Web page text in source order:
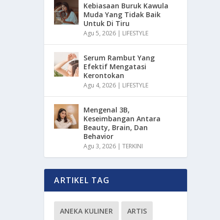
Kebiasaan Buruk Kawula
Muda Yang Tidak Baik
Untuk Di Tiru
Agu 5, 2026 | LIFESTYLE
Serum Rambut Yang
Efektif Mengatasi
Kerontokan
Agu 4, 2026 | LIFESTYLE
Mengenal 3B,
Keseimbangan Antara
Beauty, Brain, Dan
Behavior
Agu 3, 2026 |TERKINI
ARTIKEL TAG
ANEKA KULINER ARTIS